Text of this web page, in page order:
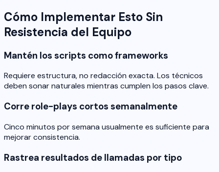
Cómo Implementar Esto Sin
Resistencia del Equipo
Mantén los scripts como frameworks
Requiere estructura, no redacción exacta. Los técnicos
deben sonar naturales mientras cumplen los pasos clave.
Corre role-plays cortos semanalmente
Cinco minutos por semana usualmente es suficiente para
mejorar consistencia.
Rastrea resultados de llamadas por tipo